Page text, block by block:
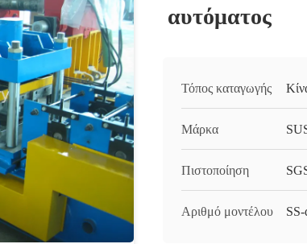
αυτόματος
Τόπος καταγωγής
Μάρκα
Πιστοποίηση
Αριθμό μοντέλου